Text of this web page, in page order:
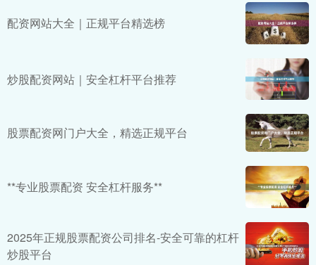
配资网站大全｜正规平台精选榜
炒股配资网站｜安全杠杆平台推荐
股票配资网门户大全，精选正规平台
**专业股票配资 安全杠杆服务**
2025年正规股票配资公司排名-安全可靠的杠杆
炒股平台